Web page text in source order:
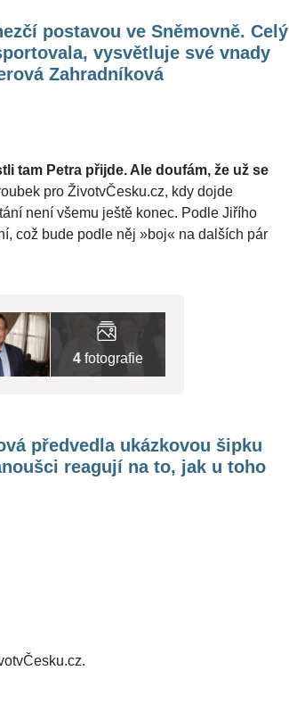
postavou ve Sněmovně. Celý
vysvětluje své vnady
Zahradníková
tam Petra přijde. Ale doufám, že už se
pro ŽivotvČesku.cz, kdy dojde
není všemu ještě konec. Podle Jiřího
což bude podle něj »boj« na dalších pár
4 fotografie
předvedla ukázkovou šipku
reagují na to, jak u toho